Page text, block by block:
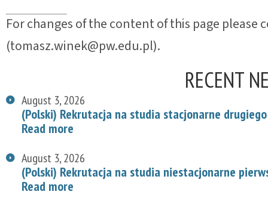
For changes of the content of this page please
(tomasz.winek@pw.edu.pl).
RECENT
August 3, 2026
(Polski) Rekrutacja na studia stacjonarne
Read more
August 3, 2026
(Polski) Rekrutacja na studia niestacjonarne
Read more